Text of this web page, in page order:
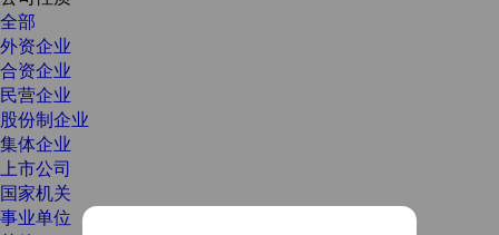
全部
外资企业
合资企业
民营企业
股份制企业
集体企业
上市公司
国家机关
事业单位